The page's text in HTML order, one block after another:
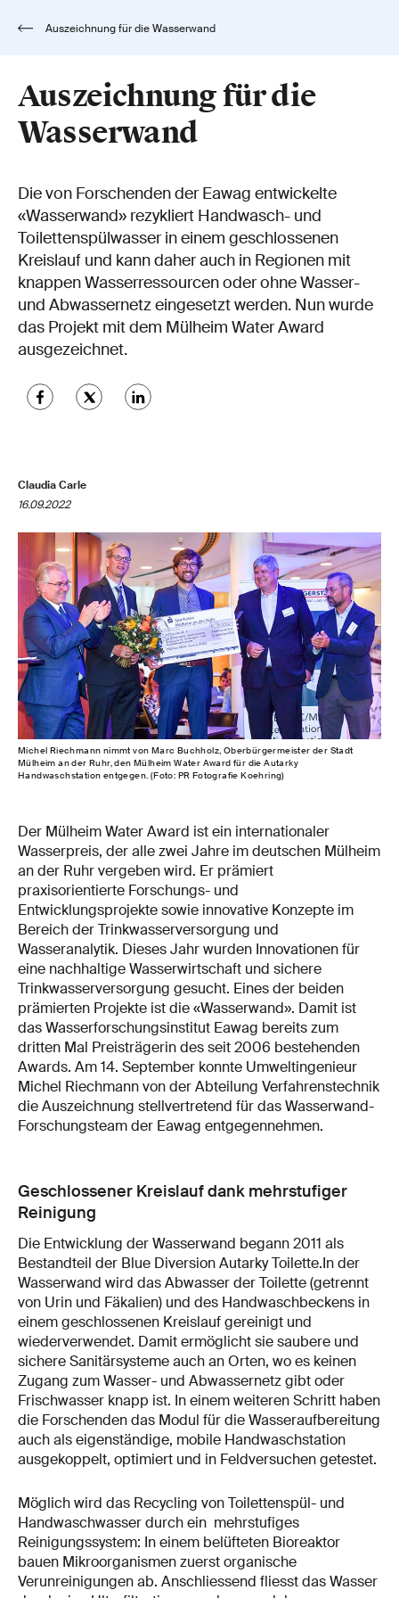
Auszeichnung für die Wasserwand
Auszeichnung für die
Wasserwand
Die von Forschenden der Eawag entwickelte
«Wasserwand» rezykliert Handwasch- und
Toilettenspülwasser in einem geschlossenen
Kreislauf und kann daher auch in Regionen mit
knappen Wasserressourcen oder ohne Wasser-
und Abwassernetz eingesetzt werden. Nun wurde
das Projekt mit dem Mülheim Water Award
ausgezeichnet.
Claudia Carle
16.09.2022
Michel Riechmann nimmt von Marc Buchholz, Oberbürgermeister der Stadt
Mülheim an der Ruhr, den Mülheim Water Award für die Autarky
Handwaschstation entgegen. (Foto: PR Fotografie Koehring)
Der Mülheim Water Award ist ein internationaler
Wasserpreis, der alle zwei Jahre im deutschen Mülheim
an der Ruhr vergeben wird. Er prämiert
praxisorientierte Forschungs- und
Entwicklungsprojekte sowie innovative Konzepte im
Bereich der Trinkwasserversorgung und
Wasseranalytik. Dieses Jahr wurden Innovationen für
eine nachhaltige Wasserwirtschaft und sichere
Trinkwasserversorgung gesucht. Eines der beiden
prämierten Projekte ist die «Wasserwand». Damit ist
das Wasserforschungsinstitut Eawag bereits zum
dritten Mal Preisträgerin des seit 2006 bestehenden
Awards. Am 14. September konnte Umweltingenieur
Michel Riechmann von der Abteilung Verfahrenstechnik
die Auszeichnung stellvertretend für das Wasserwand-
Forschungsteam der Eawag entgegennehmen.
Geschlossener Kreislauf dank mehrstufiger
Reinigung
Die Entwicklung der Wasserwand begann 2011 als
Bestandteil der Blue Diversion Autarky Toilette.In der
Wasserwand wird das Abwasser der Toilette (getrennt
von Urin und Fäkalien) und des Handwaschbeckens in
einem geschlossenen Kreislauf gereinigt und
wiederverwendet. Damit ermöglicht sie saubere und
sichere Sanitärsysteme auch an Orten, wo es keinen
Zugang zum Wasser- und Abwassernetz gibt oder
Frischwasser knapp ist. In einem weiteren Schritt haben
die Forschenden das Modul für die Wasseraufbereitung
auch als eigenständige, mobile Handwaschstation
ausgekoppelt, optimiert und in Feldversuchen getestet.
Möglich wird das Recycling von Toilettenspül- und
Handwaschwasser durch ein mehrstufiges
Reinigungssystem: In einem belüfteten Bioreaktor
bauen Mikroorganismen zuerst organische
Verunreinigungen ab. Anschliessend fliesst das Wasser